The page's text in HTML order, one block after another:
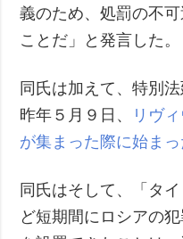
義のため、処罰の不
ことだ」と発言した。
同氏は加えて、特別
昨年５月９日、
リヴ
が集まった際に始まっ
同氏はそして、「タ
ど短期間にロシアの